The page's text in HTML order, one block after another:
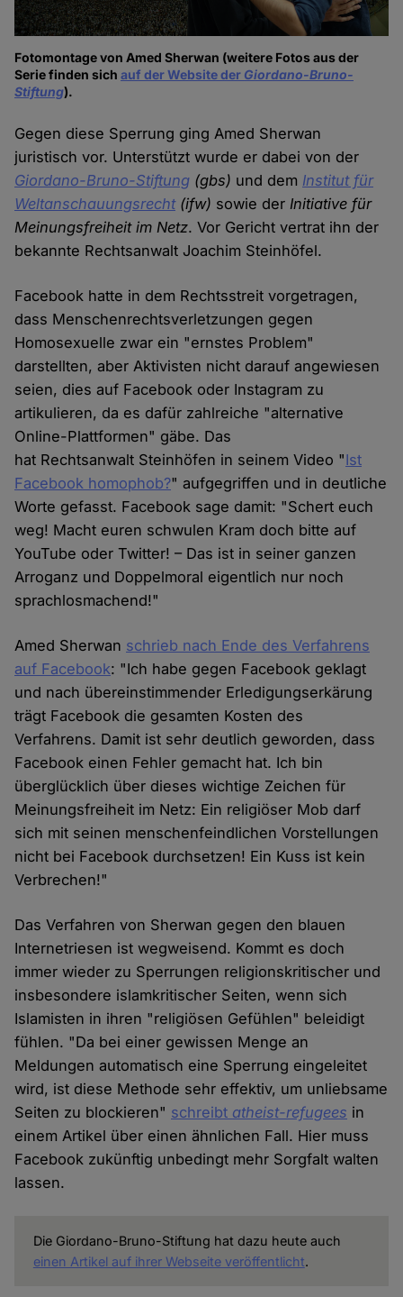
Fotomontage von Amed Sherwan (weitere Fotos aus der
Serie finden sichauf der Website der Giordano-Bruno-
Stiftung).
Gegen diese Sperrung ging Amed Sherwan
juristisch vor. Unterstützt wurde er dabei von der
Giordano-Bruno-Stiftung (gbs) und dem Institut für
Weltanschauungsrecht (ifw) sowie derInitiative für
Meinungsfreiheit im Netz. Vor Gericht vertrat ihn der
bekannte Rechtsanwalt Joachim Steinhöfel.
Facebook hatte in dem Rechtsstreit vorgetragen,
dass Menschenrechtsverletzungen gegen
Homosexuelle zwar ein "ernstes Problem"
darstellten, aber Aktivisten nicht darauf angewiesen
seien, dies auf Facebook oder Instagram zu
artikulieren, da es dafür zahlreiche "alternative
Online-Plattformen" gäbe. Das
hat Rechtsanwalt Steinhöfen in seinem Video "Ist
Facebook homophob?" aufgegriffen und in deutliche
Worte gefasst. Facebook sage damit: "Schert euch
weg! Macht euren schwulen Kram doch bitte auf
YouTube oder Twitter! – Das ist in seiner ganzen
Arroganz und Doppelmoral eigentlich nur noch
sprachlosmachend!"
Amed Sherwan schrieb nach Ende des Verfahrens
auf Facebook: "Ich habe gegen Facebook geklagt
und nach übereinstimmender Erledigungserkärung
trägt Facebook die gesamten Kosten des
Verfahrens. Damit ist sehr deutlich geworden, dass
Facebook einen Fehler gemacht hat. Ich bin
überglücklich über dieses wichtige Zeichen für
Meinungsfreiheit im Netz: Ein religiöser Mob darf
sich mit seinen menschenfeindlichen Vorstellungen
nicht bei Facebook durchsetzen! Ein Kuss ist kein
Verbrechen!"
Das Verfahren von Sherwan gegen den blauen
Internetriesen ist wegweisend. Kommt es doch
immer wieder zu Sperrungen religionskritischer und
insbesondere islamkritischer Seiten, wenn sich
Islamisten in ihren "religiösen Gefühlen" beleidigt
fühlen. "Da bei einer gewissen Menge an
Meldungen automatisch eine Sperrung eingeleitet
wird, ist diese Methode sehr effektiv, um unliebsame
Seiten zu blockieren" schreibt atheist-refugees in
einem Artikel über einen ähnlichen Fall. Hier muss
Facebook zukünftig unbedingt mehr Sorgfalt walten
lassen.
Die Giordano-Bruno-Stiftung hat dazu heute auch
einen Artikel auf ihrer Webseite veröffentlicht.